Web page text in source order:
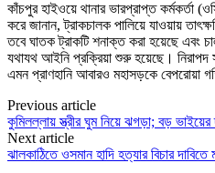
কাঁচপুর হাইওয়ে থানার ভারপ্রাপ্ত কর্মকর্তা
করে জানান, ট্রাকচালক পালিয়ে যাওয়ায়
তবে ঘাতক ট্রাকটি শনাক্ত করা হয়েছে এবং
যথাযথ আইনি প্রক্রিয়া শুরু হয়েছে। নিরাপদ
এমন প্রাণহানি আবারও মহাসড়কে বেপরোয়া
Previous article
কুমিলল্লায় স্ত্রীর ঘুম নিয়ে ঝগড়া; বড়
Next article
ঝালকাঠিতে ওসমান হাদি হত্যার বিচার দাবিতে